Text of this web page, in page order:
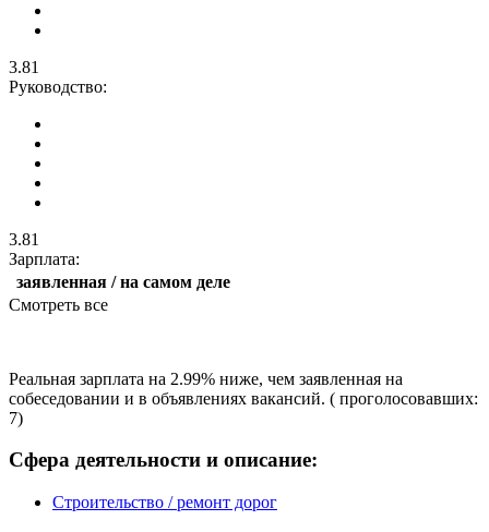
3.81
Руководство:
3.81
Зарплата:
заявленная / на самом деле
Смотреть все
Реальная зарплата на 2.99% ниже, чем заявленная на
собеседовании и в объявлениях вакансий. ( проголосовавших:
7)
Сфера деятельности и описание:
Строительство / ремонт дорог